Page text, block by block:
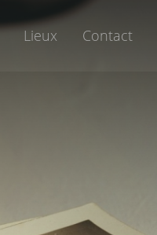
Lieux Contact